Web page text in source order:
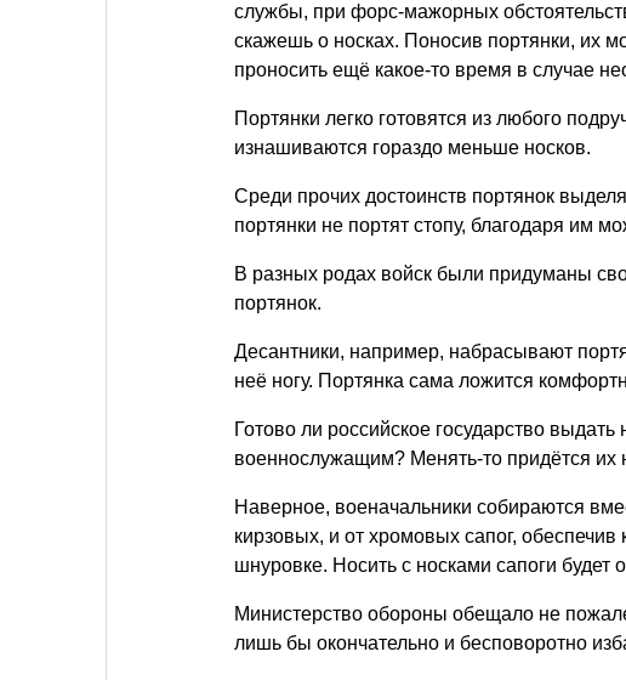
службы, при форс-мажорных
скажешь о носках. Поносив портянки, их
проносить ещё какое-то время в случае
Портянки легко готовятся из любого
изнашиваются гораздо меньше носков.
Среди прочих достоинств портянок
портянки не портят стопу, благодаря им
В разных родах войск были придуманы
портянок.
Десантники, например, набрасывают
неё ногу. Портянка сама ложится
Готово ли российское государство
военнослужащим? Менять-то придётся их
Наверное, военачальники собираются
кирзовых, и от хромовых сапог,
шнуровке. Носить с носками сапоги будет
Министерство обороны обещало не
лишь бы окончательно и бесповоротно